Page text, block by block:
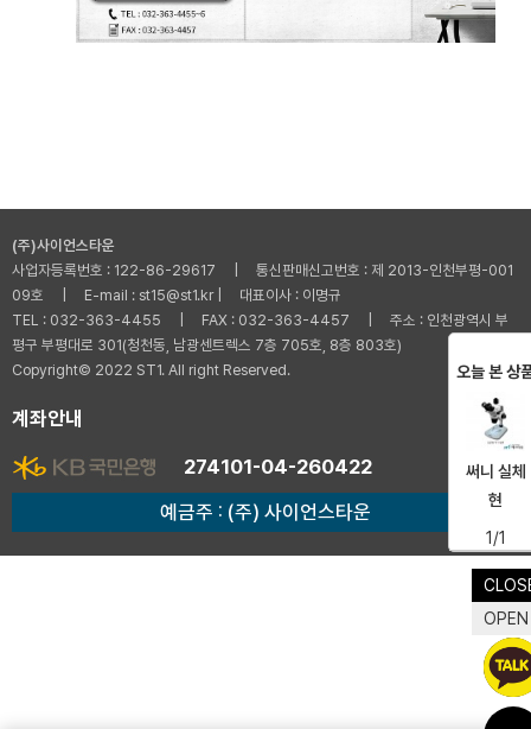
(주)사이언스타운
사업자등록번호 : 122-86-29617 | 통신판매신고번호 : 제 2013-인천부평-001
09호 | E-mail : st15@st1.kr | 대표이사 : 이명규
TEL : 032-363-4455 | FAX : 032-363-4457 | 주소 : 인천광역시 부
평구 부평대로 301(청천동, 남광센트렉스 7층 705호, 8층 803호)
Copyright© 2022 ST1. All right Reserved.
계좌안내
274101-04-260422
예금주 : (주) 사이언스타운
OPEN
오늘 본 상
써니 실체
현
1/1